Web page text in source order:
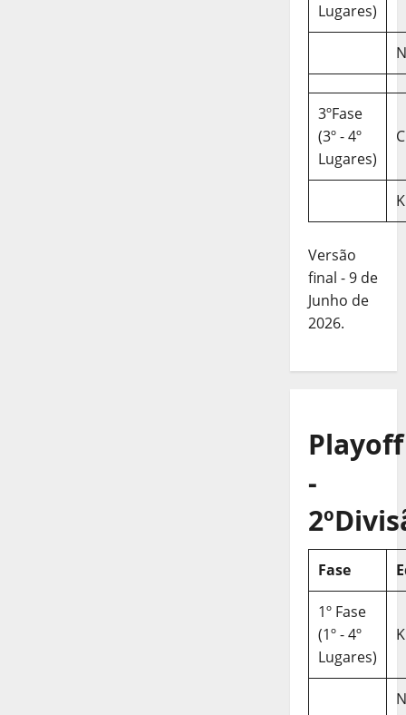
Lugares)
3ºFase
(3º - 4º
Lugares)
Versão
final - 9 de
Junho de
2026.
Playoff
-
Fase
1º Fase
(1º - 4º
Lugares)